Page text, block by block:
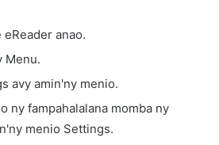
anao.
Menu.
avy amin'ny menio.
ny fampahalalana momba ny
menio Settings.